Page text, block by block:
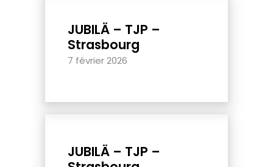
JUBILÄ – TJP –
Strasbourg
7 février 2026
JUBILÄ – TJP –